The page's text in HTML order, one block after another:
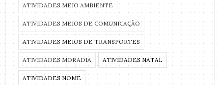
ATIVIDADES MEIO AMBIENTE
ATIVIDADES MEIOS DE COMUNICAÇÃO
ATIVIDADES MEIOS DE TRANSPORTES
ATIVIDADES MORADIA ATIVIDADES NATAL
ATIVIDADES NOME